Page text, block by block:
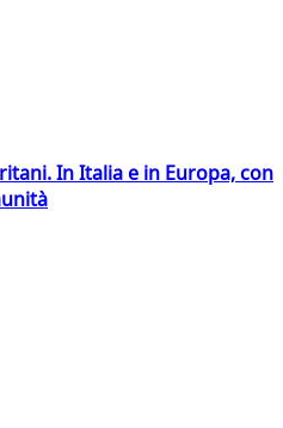
In Italia e in Europa, con